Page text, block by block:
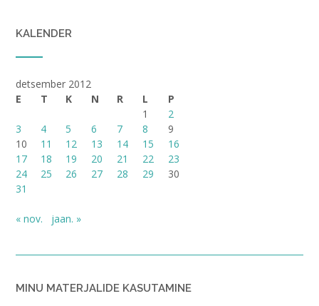
KALENDER
detsember 2012
E
T K N R L
P
1
2
3
4 5 6 7 8
9
10
11 12 13 14 15
16
17
18 19 20 21 22
23
24
25 26 27 28 29
30
31
« nov. jaan. »
MINU MATERJALIDE KASUTAMINE